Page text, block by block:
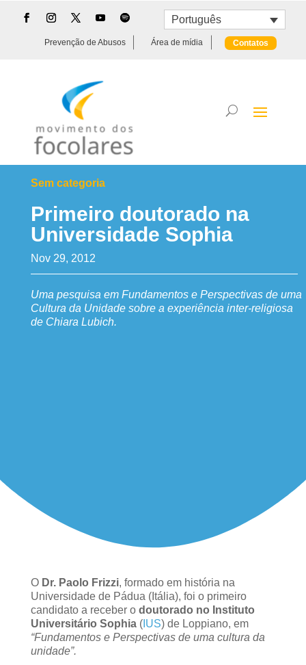
Português
Prevenção de Abusos Área de mídia Contatos
Sem categoria
Primeiro doutorado na
Universidade Sophia
Nov 29, 2012
Uma pesquisa em Fundamentos e Perspectivas de uma
Cultura da Unidade sobre a experiência inter-religiosa
de Chiara Lubich.
O Dr. Paolo Frizzi, formado em história na
Universidade de Pádua (Itália), foi o primeiro
candidato a receber o doutorado no Instituto
Universitário Sophia(IUS) de Loppiano, em
“Fundamentos e Perspectivas de uma cultura da
unidade”.